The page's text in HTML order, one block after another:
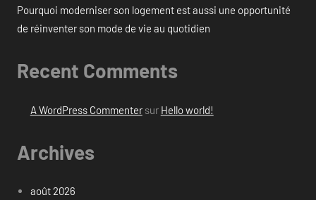
Pourquoi moderniser son logement est aussi une opportunité
de réinventer son mode de vie au quotidien
Recent Comments
A WordPress Commentersur Hello world!
Archives
août 2026